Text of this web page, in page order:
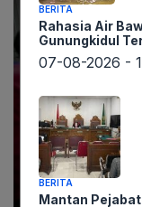
BERITA
Rahasia Air
Gunungkidul
07-08-2026 -
BERITA
Mantan